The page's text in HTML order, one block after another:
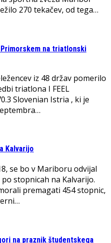
270 tekačev, od tega…
na triatlonski
iz 48 držav pomerilo
triatlona I FEEL
Slovenian Istria , ki je
Kalvarijo
se bo v Mariboru odvijal
stopnicah na Kalvarijo.
premagati 454 stopnic,
na praznik študentskega